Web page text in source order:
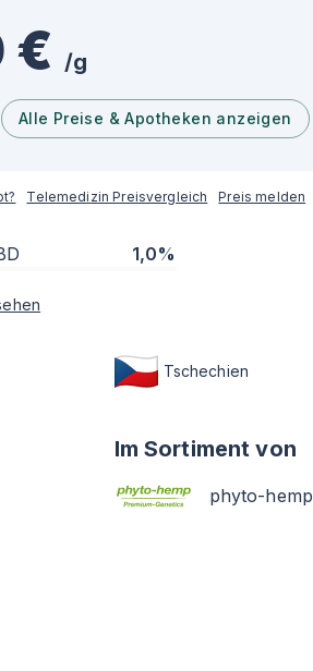
€ /g
Alle Preise & Apotheken anzeigen
Telemedizin Preisvergleich Preis melden
1,0%
Tschechien
Im Sortiment von
phyto-hemp